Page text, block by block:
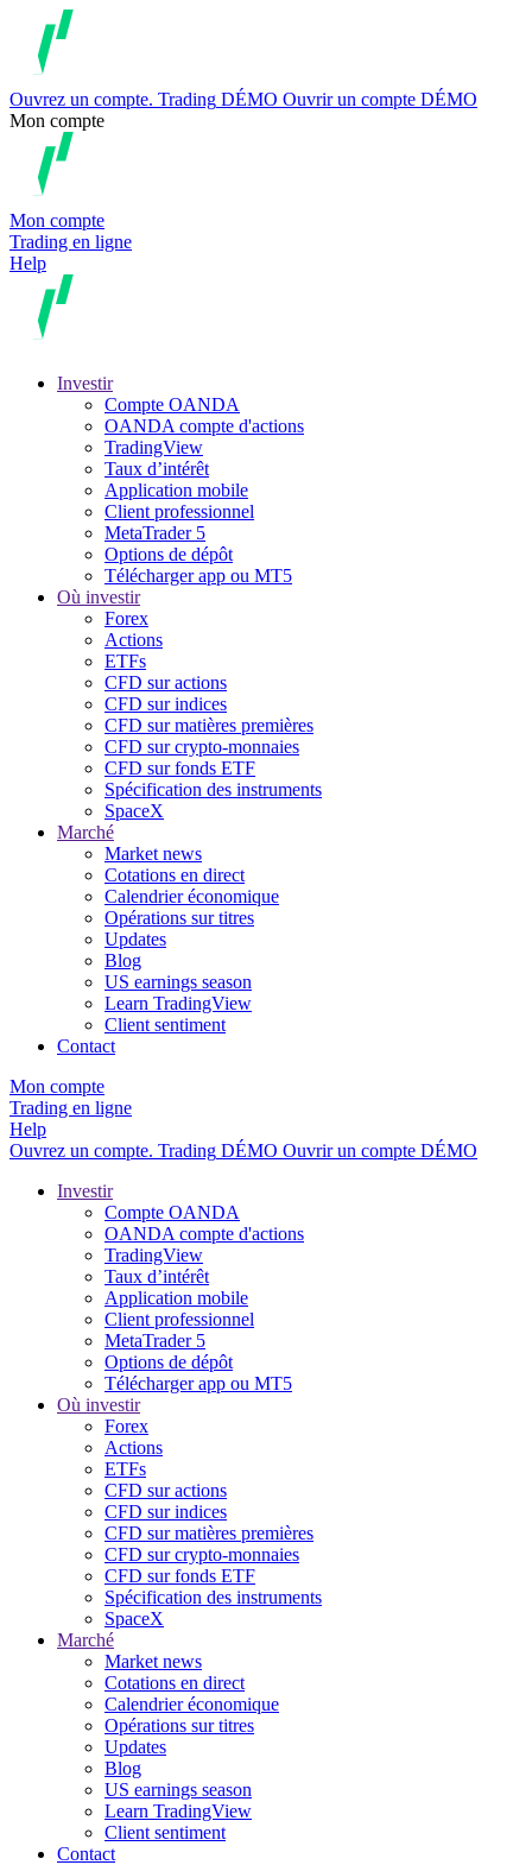
Ouvrez un compte. Trading DÉMO Ouvrir un compte DÉMO
Mon compte
Mon compte
Trading en ligne
Help
Investir
Compte OANDA
OANDA compte d'actions
TradingView
Taux d’intérêt
Application mobile
Client professionnel
MetaTrader 5
Options de dépôt
Télécharger app ou MT5
Où investir
Forex
Actions
ETFs
CFD sur actions
CFD sur indices
CFD sur matières premières
CFD sur crypto-monnaies
CFD sur fonds ETF
Spécification des instruments
SpaceX
Marché
Market news
Cotations en direct
Calendrier économique
Opérations sur titres
Updates
Blog
US earnings season
Learn TradingView
Client sentiment
Contact
Mon compte
Trading en ligne
Help
Ouvrez un compte. Trading DÉMO Ouvrir un compte DÉMO
Investir
Compte OANDA
OANDA compte d'actions
TradingView
Taux d’intérêt
Application mobile
Client professionnel
MetaTrader 5
Options de dépôt
Télécharger app ou MT5
Où investir
Forex
Actions
ETFs
CFD sur actions
CFD sur indices
CFD sur matières premières
CFD sur crypto-monnaies
CFD sur fonds ETF
Spécification des instruments
SpaceX
Marché
Market news
Cotations en direct
Calendrier économique
Opérations sur titres
Updates
Blog
US earnings season
Learn TradingView
Client sentiment
Contact